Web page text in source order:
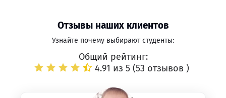
Отзывы наших клиентов
Узнайте почему выбирают студенты:
Общий рейтинг:
4.91 из 5 (53 отзывов )